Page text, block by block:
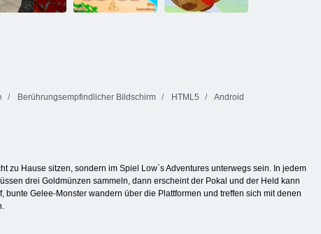
Berührungsempfindlicher Bildschirm HTML5 Android
zu Hause sitzen, sondern im Spiel Low`s Adventures unterwegs sein. In jedem
drei Goldmünzen sammeln, dann erscheint der Pokal und der Held kann
Gelee-Monster wandern über die Plattformen und treffen sich mit denen